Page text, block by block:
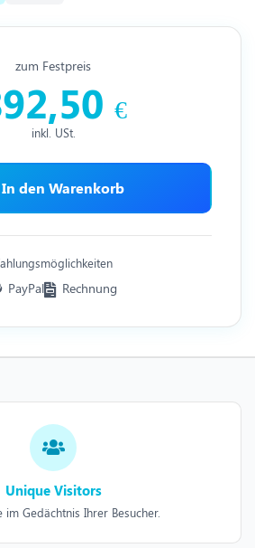
zum Festpreis
€
inkl. USt.
In den Warenkorb
PayPal Rechnung
Unique Visitors
im Gedächtnis Ihrer Besucher.